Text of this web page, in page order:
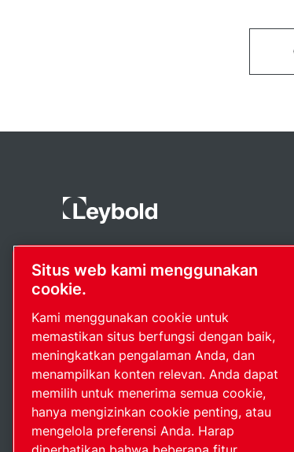
Produk perintis.
dengan penuh
Situs web kami menggunakan
cookie.
Kami menggunakan cookie untuk
memastikan situs berfungsi dengan baik,
meningkatkan pengalaman Anda, dan
menampilkan konten relevan. Anda dapat
memilih untuk menerima semua cookie,
hanya mengizinkan cookie penting, atau
mengelola preferensi Anda. Harap